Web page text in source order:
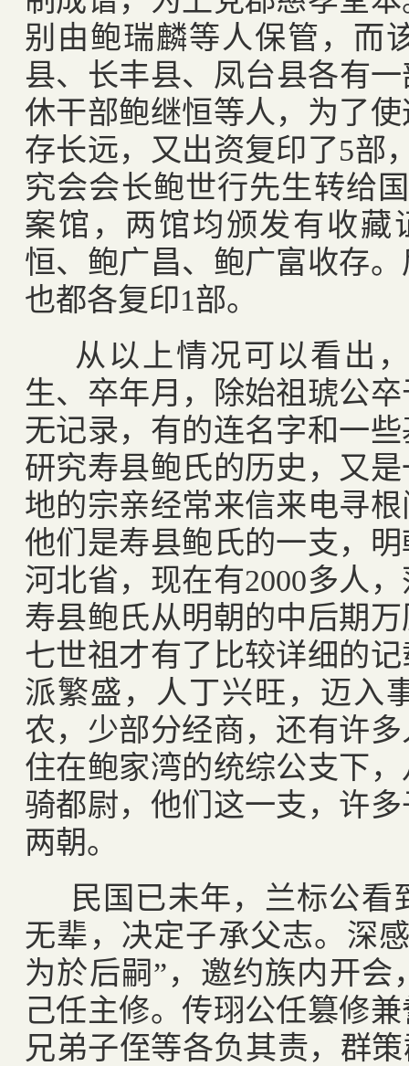
别由鲍瑞麟等人保管，而
县、长丰县、凤台县各有
休干部鲍继恒等人，为了
存长远，又出资复印了5部
究会会长鲍世行先生转给
案馆，两馆均颁发有收藏
恒、鲍广昌、鲍广富收存
也都各复印1部。
从以上情况可以看出
生、卒年月，除始祖琥公卒
无记录，有的连名字和一
研究寿县鲍氏的历史，又
地的宗亲经常来信来电寻
他们是寿县鲍氏的一支，
河北省，现在有2000多人
寿县鲍氏从明朝的中后期
七世祖才有了比较详细的
派繁盛，人丁兴旺，迈入
农，少部分经商，还有许
住在鲍家湾的统综公支下
骑都尉，他们这一支，许
两朝。
民国已未年，兰标公
无辈，决定子承父志。深
为於后嗣”，邀约族内开
己任主修。传珝公任篡修
兄弟子侄等各负其责，群